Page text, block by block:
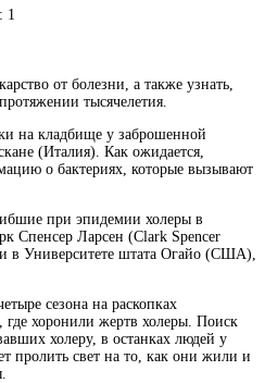
1
от болезни, а также узнать,
тысячелетия.
на кладбище у заброшенной
(Италия). Как ожидается,
о бактериях, которые вызывают
при эпидемии холеры в
Спенсер Ларсен (Clark Spencer
в Университете штата Огайо (США),
сезона на раскопках
где хоронили жертв холеры. Поиск
холеру, в останках людей у
пролить свет на то, как они жили и